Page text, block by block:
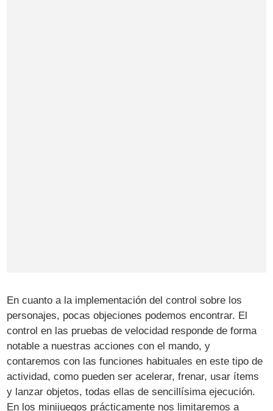
En cuanto a la implementación del control sobre los
personajes, pocas objeciones podemos encontrar. El
control en las pruebas de velocidad responde de forma
notable a nuestras acciones con el mando, y
contaremos con las funciones habituales en este tipo de
actividad, como pueden ser acelerar, frenar, usar ítems
y lanzar objetos, todas ellas de sencillísima ejecución.
En los minijuegos prácticamente nos limitaremos a